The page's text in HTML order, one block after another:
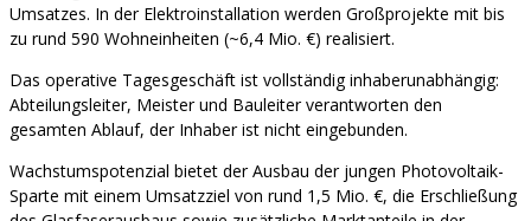
Umsatzes. In der Elektroinstallation werden Großprojekte mit bis
zu rund 590 Wohneinheiten (~6,4 Mio. €) realisiert.
Das operative Tagesgeschäft ist vollständig inhaberunabhängig:
Abteilungsleiter, Meister und Bauleiter verantworten den
gesamten Ablauf, der Inhaber ist nicht eingebunden.
Wachstumspotenzial bietet der Ausbau der jungen Photovoltaik-
Sparte mit einem Umsatzziel von rund 1,5 Mio. €, die Erschließung